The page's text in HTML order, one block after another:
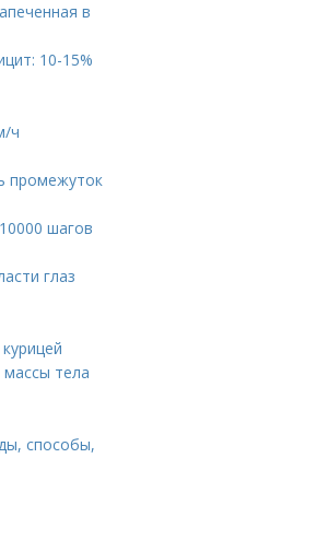
в
10-15%
ч
промежуток
шагов
глаз
массы тела
способы,